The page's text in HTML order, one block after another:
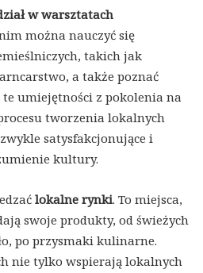
w warsztatach
można nauczyć się
takich jak
a także poznać
umiejętności z pokolenia na
tworzenia lokalnych
satysfakcjonujące i
kultury.
lokalne rynki. To miejsca,
swoje produkty, od świeżych
po przysmaki kulinarne.
nie tylko wspierają lokalnych